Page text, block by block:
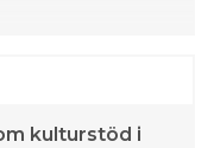
kulturstöd i